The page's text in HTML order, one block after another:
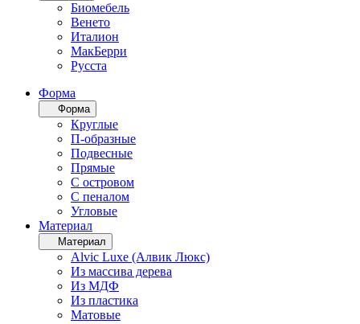
Биомебель
Венето
Италион
МакБерри
Русста
Форма
Форма
Круглые
П-образные
Подвесные
Прямые
С островом
С пеналом
Угловые
Материал
Материал
Alvic Luxe (Алвик Люкс)
Из массива дерева
Из МДФ
Из пластика
Матовые